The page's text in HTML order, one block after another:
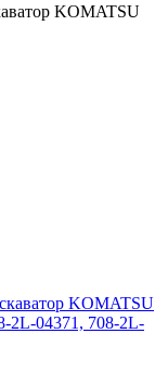
KOMATSU